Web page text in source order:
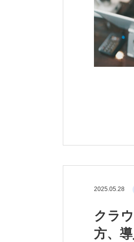
2025.05.28
クラ
方、